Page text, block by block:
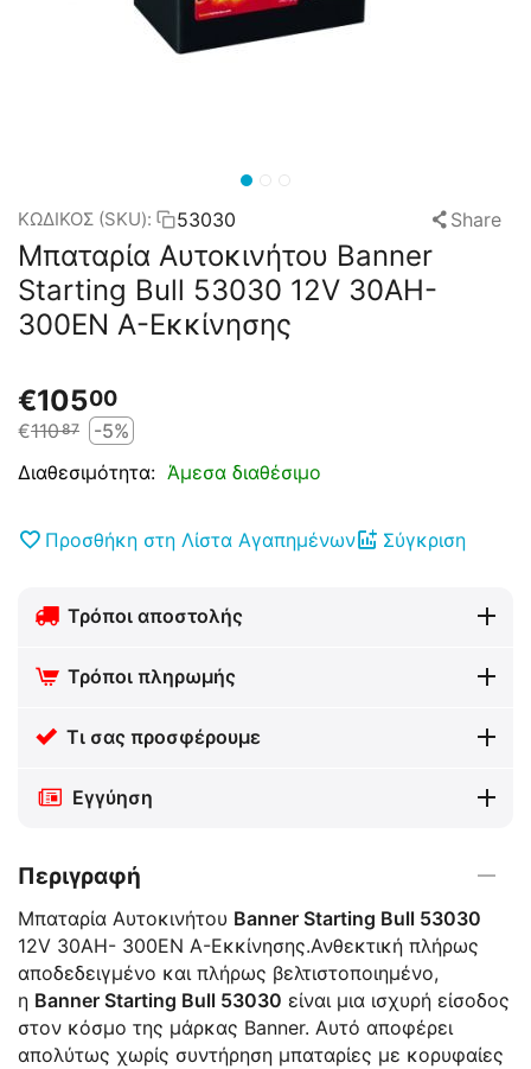
ΚΩΔΙΚΟΣ (SKU): 53030 Share
Μπαταρία Αυτοκινήτου Banner
Starting Bull 53030 12V 30AH-
300EN A-Εκκίνησης
€10500
€11087
-5%
Διαθεσιμότητα: Άμεσα διαθέσιμο
Προσθήκη στη Λίστα Αγαπημένων Σύγκριση
Τρόποι αποστολής
Τρόποι πληρωμής
Τι σας προσφέρουμε
Εγγύηση
Περιγραφή
Μπαταρία Αυτοκινήτου Banner Starting Bull 53030
12V 30AH- 300EN A-Εκκίνησης.Ανθεκτική πλήρως
αποδεδειγμένο και πλήρως βελτιστοποιημένο,
η Banner Starting Bull 53030 είναι μια ισχυρή είσοδος
στον κόσμο της μάρκας Banner. Αυτό αποφέρει
απολύτως χωρίς συντήρηση μπαταρίες με κορυφαίες